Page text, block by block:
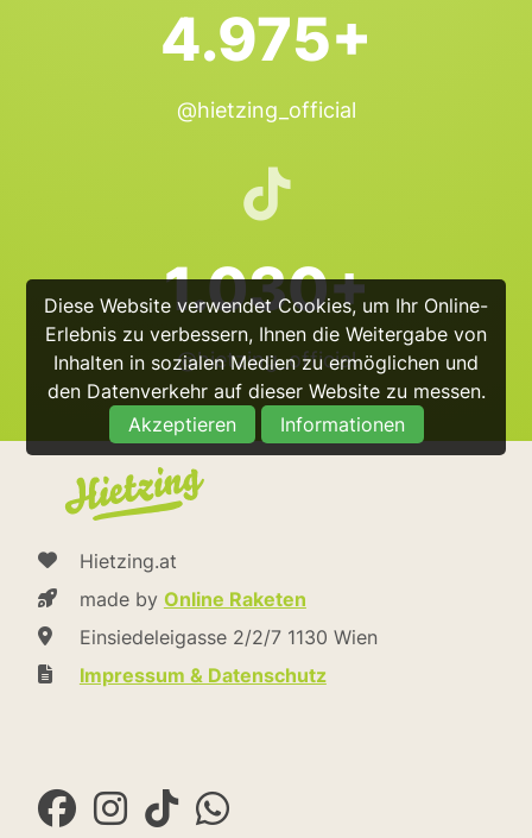
Diese Website verwendet Cookies, um Ihr Online-
Erlebnis zu verbessern, Ihnen die Weitergabe von
Inhalten in sozialen Medien zu ermöglichen und
den Datenverkehr auf dieser Website zu messen.
Akzeptieren
Informationen
4.975+
@hietzing_official
1.030+
@hietzing_official
Hietzing.at
made by Online Raketen
Einsiedeleigasse 2/2/7 1130 Wien
Impressum & Datenschutz